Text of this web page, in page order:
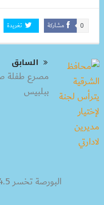
مشاركة 0 تغريدة
السابق
مصرع طفلة
ببلبيس